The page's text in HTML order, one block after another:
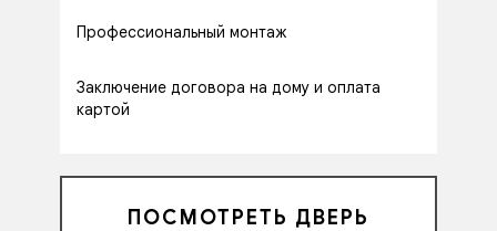
ПОСМОТРЕТЬ ДВЕРЬ
Профессиональный монтаж
Заключение договора на дому и оплата
картой